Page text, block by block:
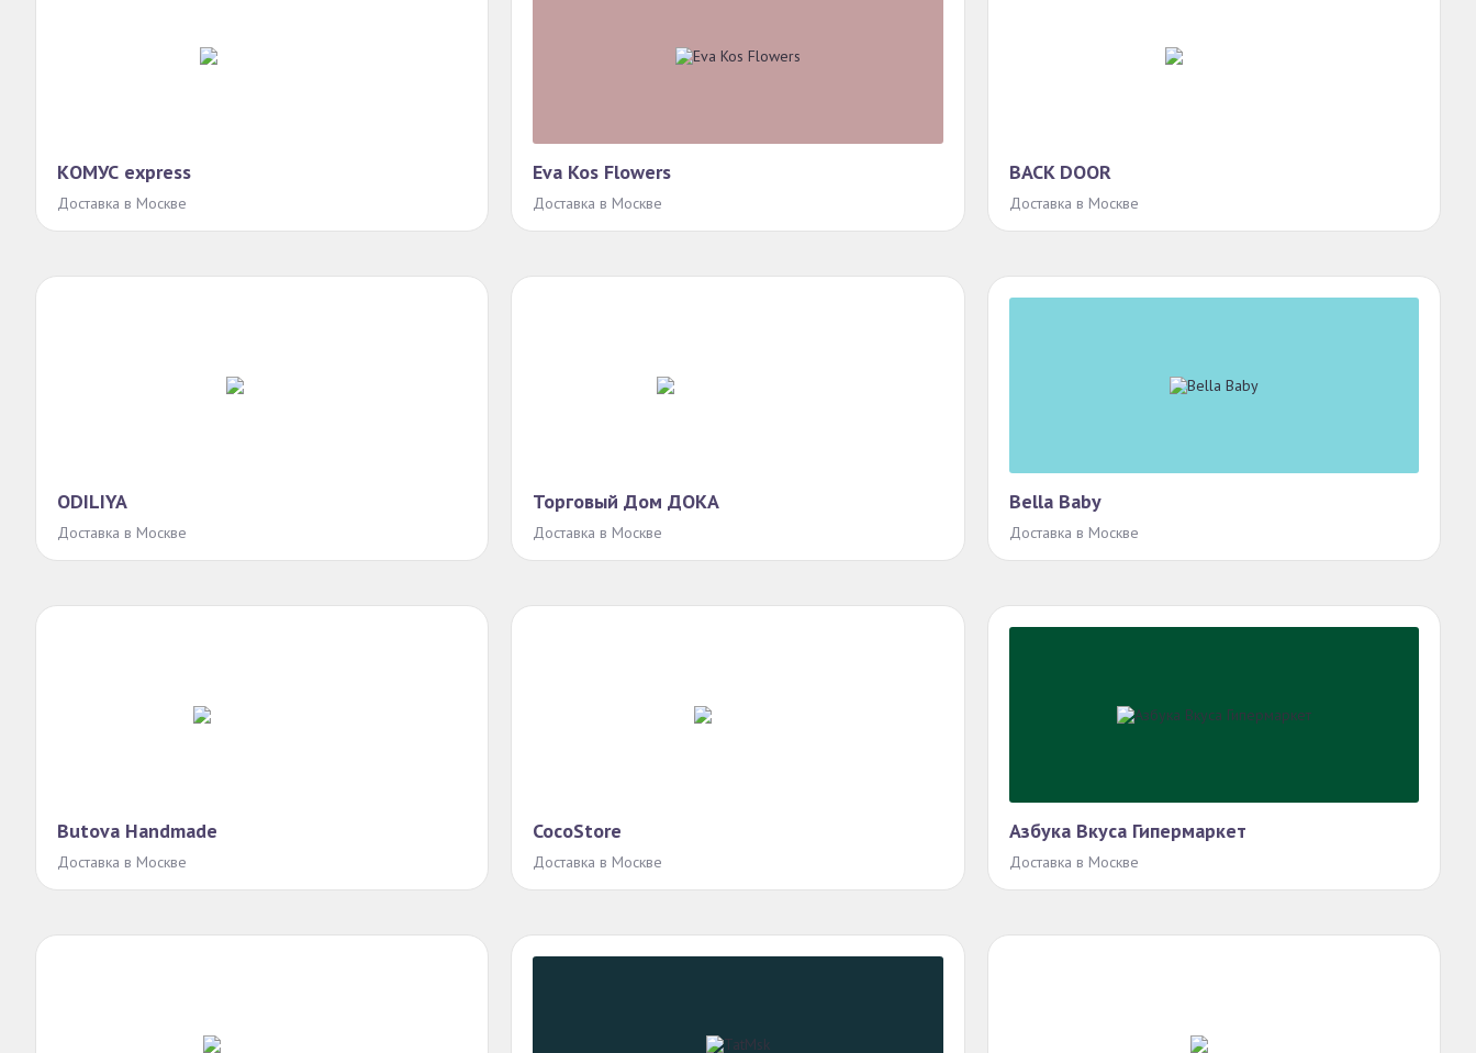
КОМУС express
Доставка в Москве
Eva Kos Flowers
Доставка в Москве
BACK DOOR
Доставка в Москве
ODILIYA
Доставка в Москве
Торговый Дом ДОКА
Доставка в Москве
Bella Baby
Доставка в Москве
Butova Handmade
Доставка в Москве
CocoStore
Доставка в Москве
Азбука Вкуса Гипермаркет
Доставка в Москве